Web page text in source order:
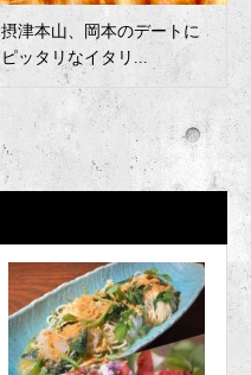
摂津本山、岡本のデートに
ピッタリなイタリ...